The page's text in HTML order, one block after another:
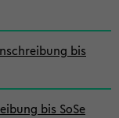
bis
bis SoSe